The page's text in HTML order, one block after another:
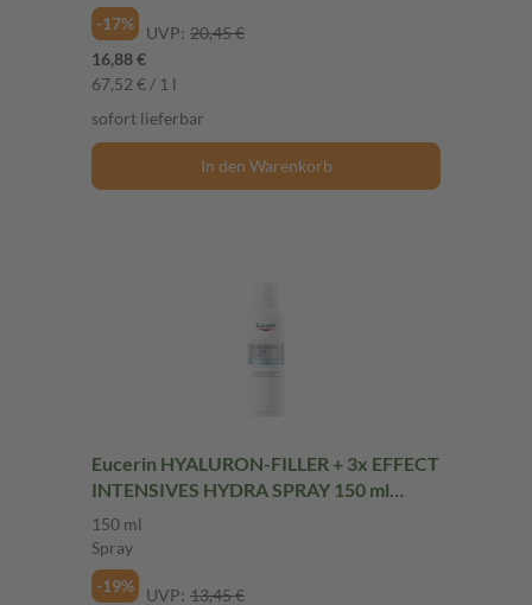
-17%
UVP: 20,45 €
16,88 €
67,52 € / 1 l
sofort lieferbar
In den Warenkorb
Eucerin HYALURON-FILLER + 3x EFFECT
INTENSIVES HYDRA SPRAY 150 ml
Spray
150 ml
Spray
-19%
UVP: 13,45 €